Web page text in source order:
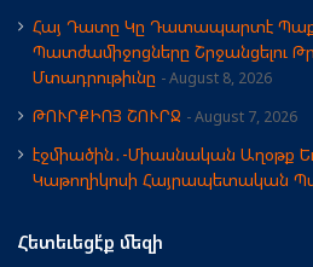
Հայ Դատը Կը Դատապարտէ
Պատժամիջոցները Շրջանցելու
Մտադրութիւնը
August 8, 2026
ԹՈՒՐՔԻՈՅ ՇՈՒՐՋ August 7, 2026
էջմիածին․-Միասնական Աղօթք
Կաթողիկոսի Հայրապետական
Հետեւեցէ՛ք մեզի